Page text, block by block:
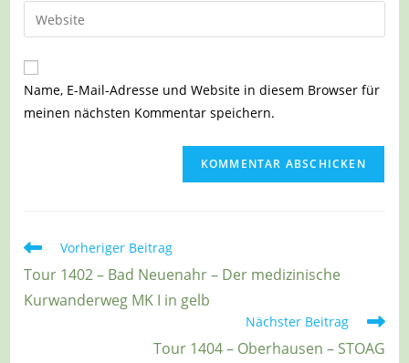
zum
Kommentieren
ein
Mail-
zum
Kommentieren
ein
Gib
deine
Website-
URL
Name, E-Mail-Adresse und Website in diesem Browser für
meinen nächsten Kommentar speichern.
Weitere
ansehen
Vorheriger Beitrag
Tour 1402 – Bad Neuenahr – Der medizinische
Kurwanderweg MK I in gelb
Nächster Beitrag
Tour 1404 – Oberhausen – STOAG